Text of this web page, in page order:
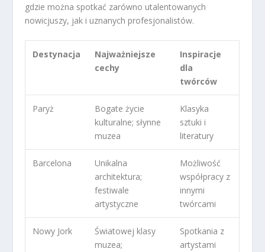
gdzie można spotkać zarówno utalentowanych
nowicjuszy, jak i uznanych profesjonalistów.
Destynacja
Najważniejsze
cechy
Inspiracje
dla
twórców
Paryż
Bogate życie
kulturalne; słynne
muzea
Klasyka
sztuki i
literatury
Barcelona
Unikalna
architektura;
festiwale
artystyczne
Możliwość
współpracy z
innymi
twórcami
Nowy Jork
Światowej klasy
muzea;
Spotkania z
artystami